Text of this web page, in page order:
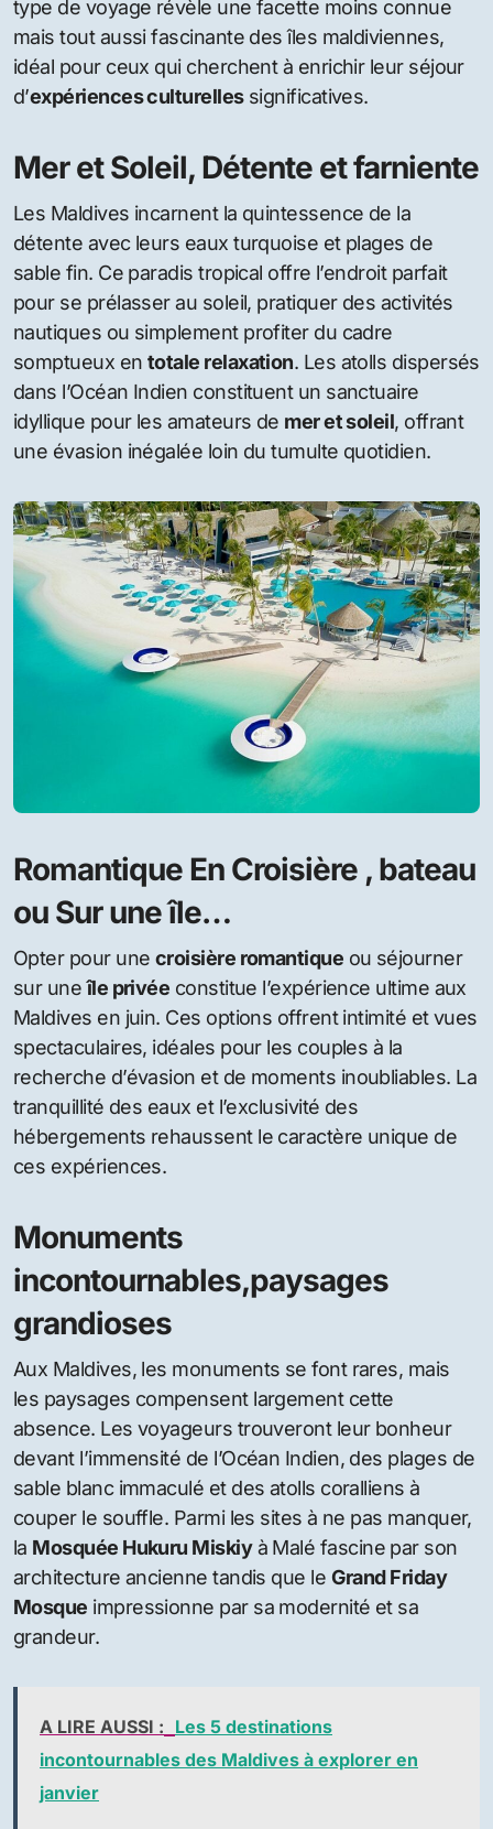
type de voyage révèle une facette moins connue
mais tout aussi fascinante des îles maldiviennes,
idéal pour ceux qui cherchent à enrichir leur séjour
d’expériences culturellessignificatives.
Mer et Soleil, Détente et farniente
Les Maldives incarnent la quintessence de la
détente avec leurs eaux turquoise et plages de
sable fin. Ce paradis tropical offre l’endroit parfait
pour se prélasser au soleil, pratiquer des activités
nautiques ou simplement profiter du cadre
somptueux en totale relaxation. Les atolls dispersés
dans l’Océan Indien constituent un sanctuaire
idyllique pour les amateurs de mer et soleil, offrant
une évasion inégalée loin du tumulte quotidien.
Romantique En Croisière , bateau
ou Sur une île…
Opter pour une croisière romantique ou séjourner
sur uneîle privée constitue l’expérience ultime aux
Maldives en juin. Ces options offrent intimité et vues
spectaculaires, idéales pour les couples à la
recherche d’évasion et de moments inoubliables. La
tranquillité des eaux et l’exclusivité des
hébergements rehaussent le caractère unique de
ces expériences.
Monuments
incontournables,paysages
grandioses
Aux Maldives, les monuments se font rares, mais
les paysages compensent largement cette
absence. Les voyageurs trouveront leur bonheur
devant l’immensité de l’Océan Indien, des plages de
sable blanc immaculé et des atolls coralliens à
couper le souffle. Parmi les sites à ne pas manquer,
la Mosquée Hukuru Miskiyà Malé fascine par son
architecture ancienne tandis que le Grand Friday
Mosque impressionne par sa modernité et sa
grandeur.
A LIRE AUSSI : Les 5 destinations
incontournables des Maldives à explorer en
janvier